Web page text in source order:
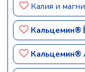
Калия и
Кальцемин®
Кальцемин®